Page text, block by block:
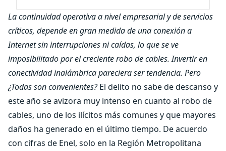
La continuidad operativa a nivel empresarial y de servicios
críticos, depende en gran medida de una conexión a
Internet sin interrupciones ni caídas, lo que se ve
imposibilitado por el creciente robo de cables. Invertir en
conectividad inalámbrica pareciera ser tendencia. Pero
¿Todas son convenientes?El delito no sabe de descanso y
este año se avizora muy intenso en cuanto al robo de
cables, uno de los ilícitos más comunes y que mayores
daños ha generado en el último tiempo. De acuerdo
con cifras de Enel, solo en la Región Metropolitana